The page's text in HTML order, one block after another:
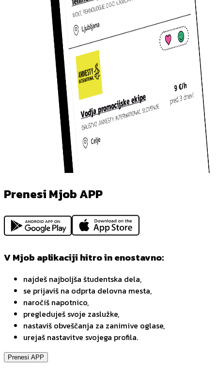
Prenesi Mjob APP
V Mjob aplikaciji hitro in enostavno:
najdeš najboljša študentska dela,
se prijaviš na odprta delovna mesta,
naročiš napotnico,
pregleduješ svoje zaslužke,
nastaviš obveščanja za zanimive oglase,
urejaš nastavitve svojega profila.
Prenesi APP